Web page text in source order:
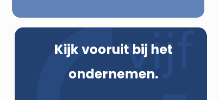
Kijk vooruit bij het
ondernemen.